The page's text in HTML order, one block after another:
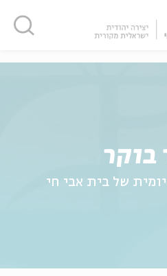
בוקר
של בית אבי חי